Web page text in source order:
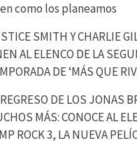
como los planeamos
SMITH Y CHARLIE
AL ELENCO DE LA
DE ‘MÁS QUE
DE LOS JONAS
MÁS: CONOCE AL
ROCK 3, LA NUEVA